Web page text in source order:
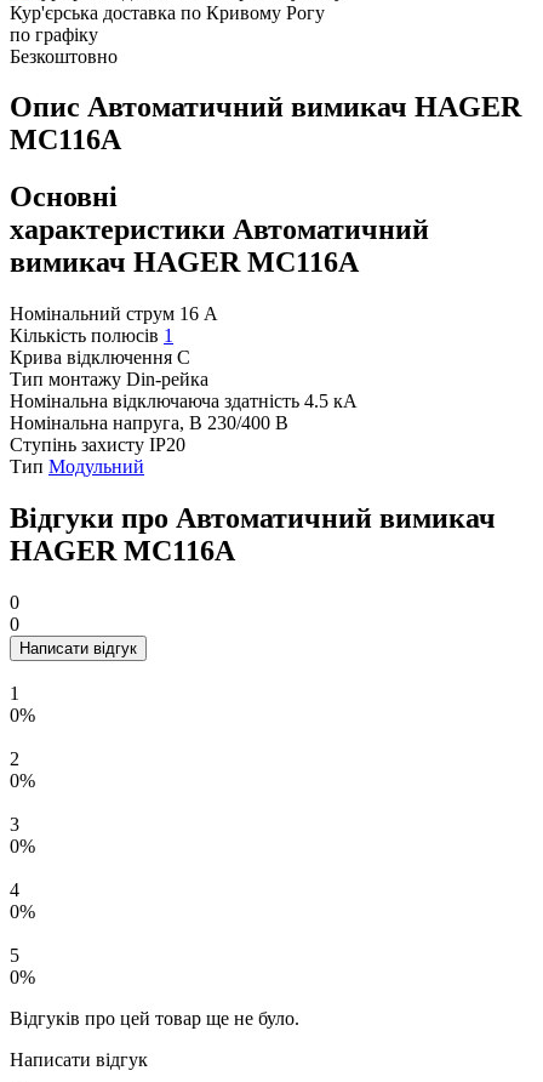
Кур'єрська доставка по Кривому Рогу
по графіку
Безкоштовно
Опис Автоматичний вимикач HAGER
MC116A
Основні
характеристики Автоматичний
вимикач HAGER MC116A
Номінальний струм 16 А
Кількість полюсів 1
Крива відключення C
Тип монтажу Din-рейка
Номінальна відключаюча здатність 4.5 кА
Номінальна напруга, В 230/400 В
Ступінь захисту IP20
Тип Модульний
Відгуки про Автоматичний вимикач
HAGER MC116A
0
0
Написати відгук
1
0%
2
0%
3
0%
4
0%
5
0%
Відгуків про цей товар ще не було.
Написати відгук